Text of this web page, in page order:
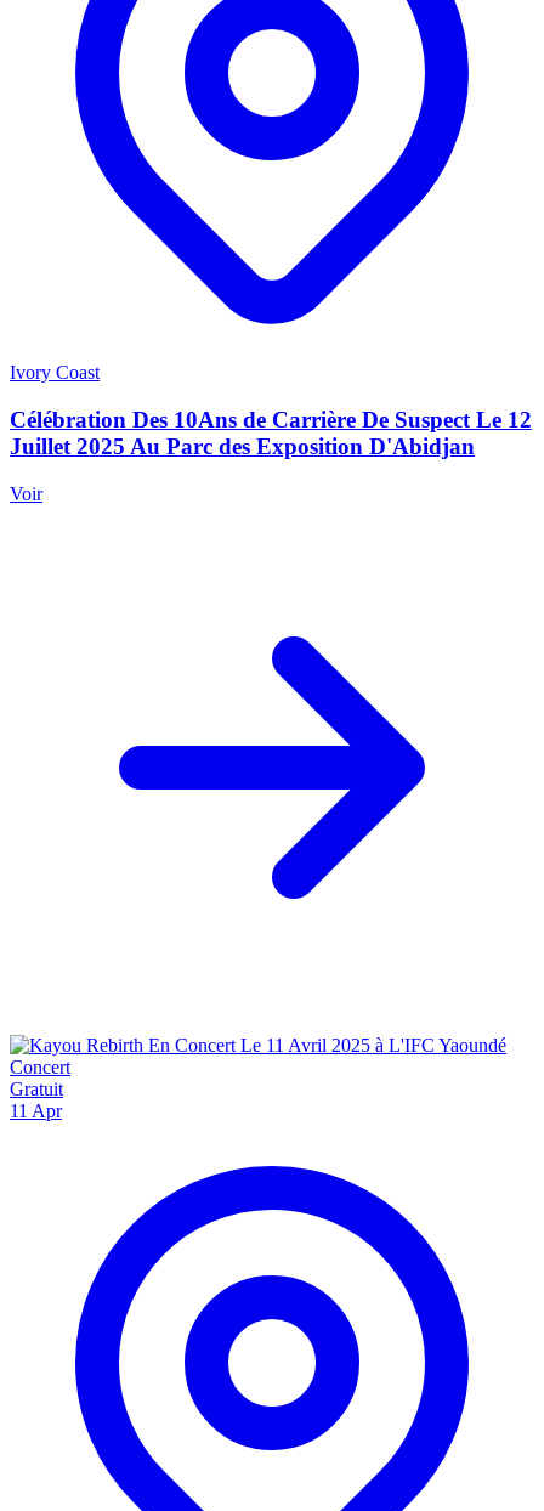
Ivory Coast
Célébration Des 10Ans de Carrière De Suspect Le 12
Juillet 2025 Au Parc des Exposition D'Abidjan
Voir
Concert
Gratuit
11 Apr